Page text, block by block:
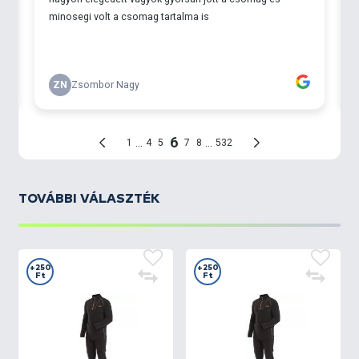
TOVÁBBI VÁLASZTÉK
+250
Ft
+250
Ft